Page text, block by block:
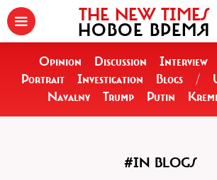
THE NEW TIMES
НОВОЕ ВРЕМЯ
Opinion Discussion Interview
Portrait
Investigation Blogs /
Navalny
Trump Putin
#IN BLOGS